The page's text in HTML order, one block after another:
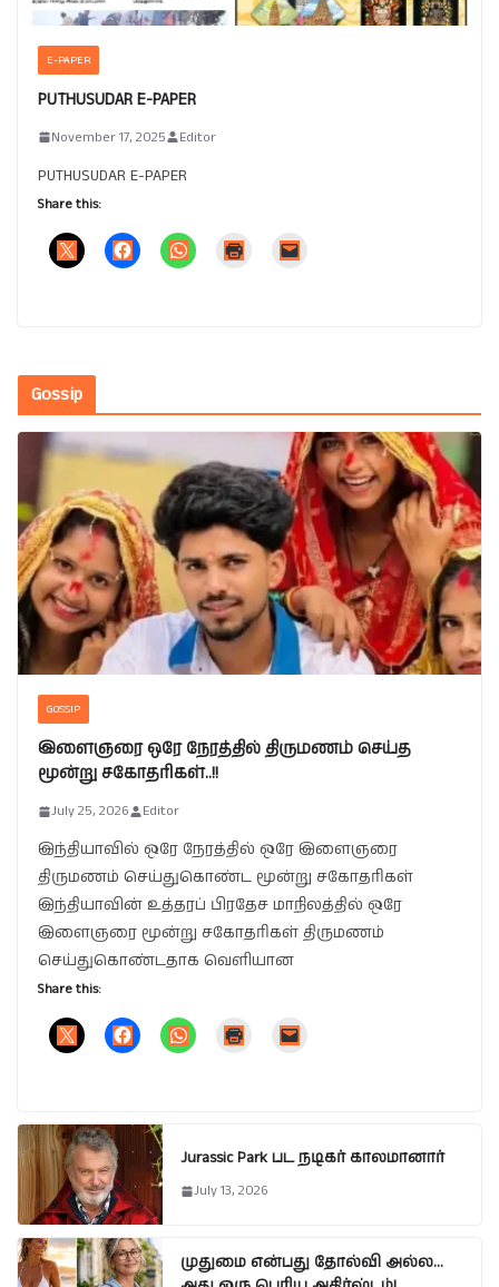
E-PAPER
PUTHUSUDAR E-PAPER
November 17, 2025 Editor
PUTHUSUDAR E-PAPER
Share this:
Gossip
GOSSIP
இளைஞரை ஒரே நேரத்தில் திருமணம் செய்த
மூன்று சகோதரிகள்..!!
July 25, 2026 Editor
இந்தியாவில் ஒரே நேரத்தில் ஒரே இளைஞரை
திருமணம் செய்துகொண்ட மூன்று சகோதரிகள்
இந்தியாவின் உத்தரப் பிரதேச மாநிலத்தில் ஒரே
இளைஞரை மூன்று சகோதரிகள் திருமணம்
செய்துகொண்டதாக வெளியான
Share this:
Jurassic Park பட நடிகர் காலமானார்
July 13, 2026
முதுமை என்பது தோல்வி அல்ல…